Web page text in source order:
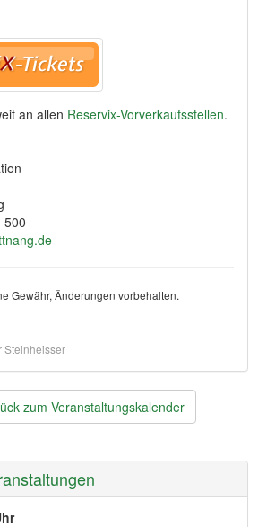
an allen Reservix-Vorverkaufsstellen.
500
Gewähr, Änderungen vorbehalten.
Steinheisser
zum Veranstaltungskalender